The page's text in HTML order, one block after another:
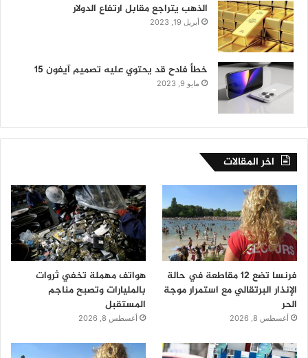
الذهب يتراجع مقابل ارتفاع الدولار
أبريل 19, 2023
خطأ فادح قد يحتوي عليه تصميم آيفون 15
مايو 9, 2023
اخر المقالات
فرنسا تضع 12 مقاطعة في حالة
الإنذار البرتقالي مع استمرار موجة
الحر
أغسطس 8, 2026
هواتف مهملة تخفي ثروات
بالمليارات وتصبح مناجم
المستقبل
أغسطس 8, 2026